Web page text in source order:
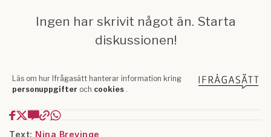
Text: Nina Brevinge